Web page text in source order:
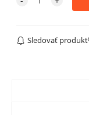
Sledovať produkt